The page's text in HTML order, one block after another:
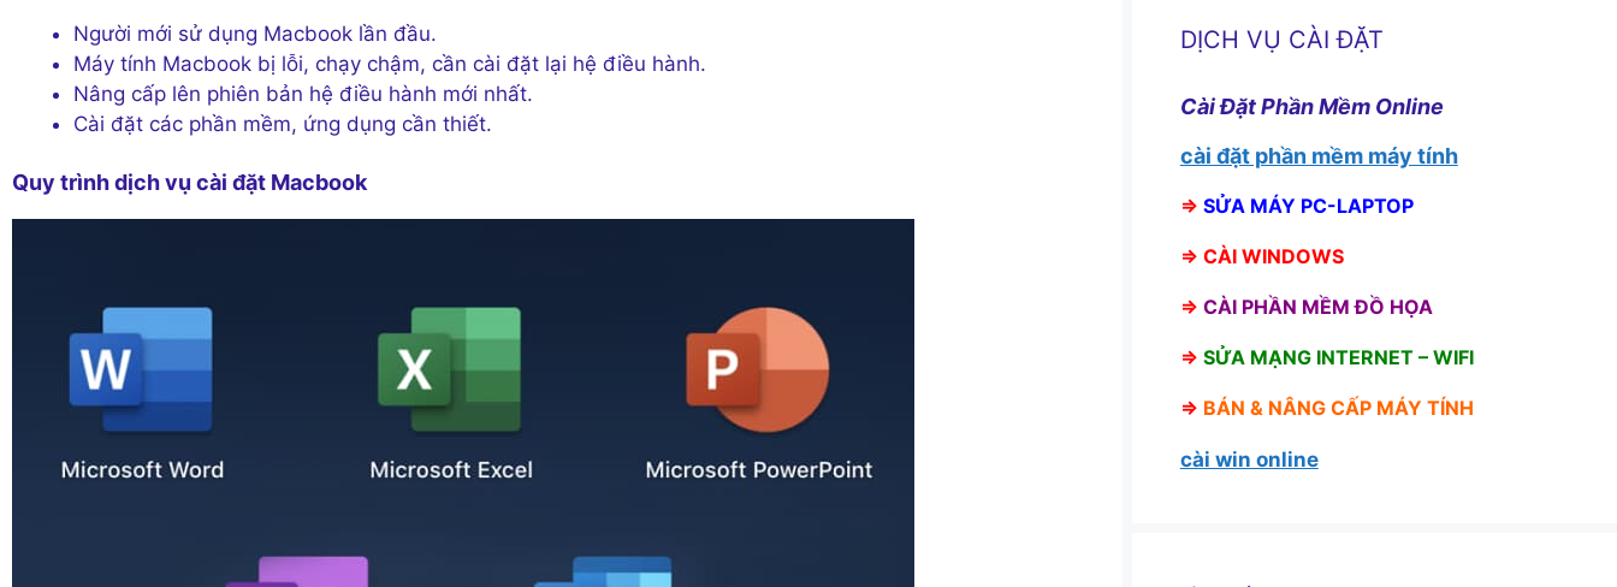
Người mới sử dụng Macbook lần đầu.
Máy tính Macbook bị lỗi, chạy chậm, cần cài đặt lại hệ điều hành.
Nâng cấp lên phiên bản hệ điều hành mới nhất.
Cài đặt các phần mềm, ứng dụng cần thiết.
Quy trình dịch vụ cài đặt Macbook
DỊCH VỤ CÀI ĐẶT
Cài Đặt Phần Mềm Online
cài đặt phần mềm máy tính
⇒ SỬA MÁY PC-LAPTOP
⇒ CÀI WINDOWS
⇒ CÀI PHẦN MỀM ĐỒ HỌA
⇒ SỬA MẠNG INTERNET – WIFI
⇒ BÁN & NÂNG CẤP MÁY TÍNH
cài win online